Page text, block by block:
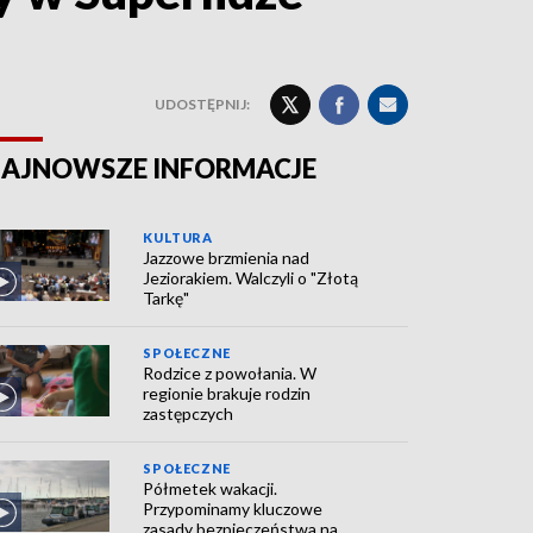
UDOSTĘPNIJ:
INFORMACJE
KULTURA
Jazzowe brzmienia nad
Jeziorakiem. Walczyli o "Złotą
Tarkę"
SPOŁECZNE
Rodzice z powołania. W
regionie brakuje rodzin
zastępczych
SPOŁECZNE
Półmetek wakacji.
Przypominamy kluczowe
zasady bezpieczeństwa na